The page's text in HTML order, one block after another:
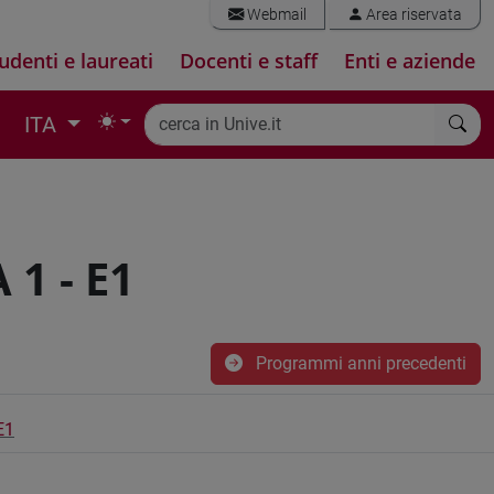
Webmail Area riservata
e laureati Docenti e staff Enti e aziende
ITA
- E1
Programmi anni precedenti